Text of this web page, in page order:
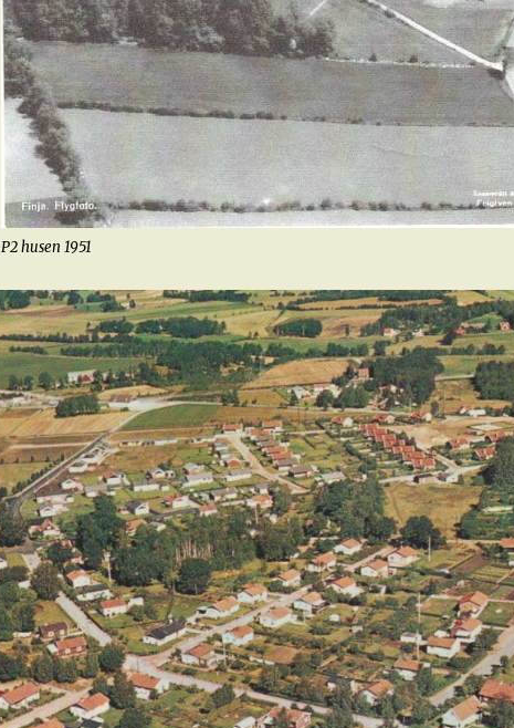
P2 husen 1951